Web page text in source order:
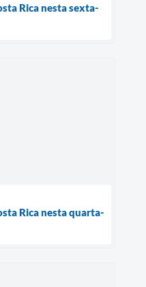
Rica nesta sexta-
Rica nesta quarta-